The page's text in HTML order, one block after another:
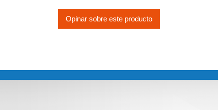
Opinar sobre este producto